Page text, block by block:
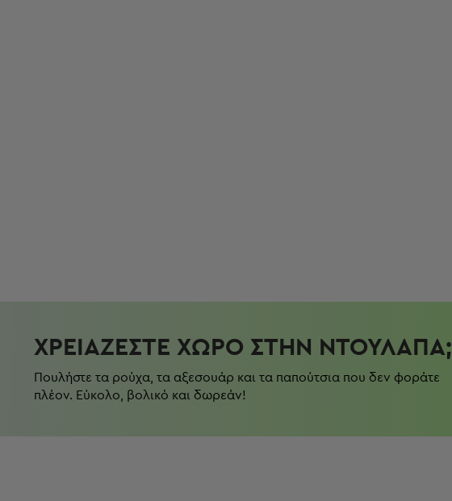
ΧΡΕΙΆΖΕΣΤΕ ΧΏΡΟ ΣΤΗΝ ΝΤΟΥΛΆΠΑ;
Πουλήστε τα ρούχα, τα αξεσουάρ και τα παπούτσια που δεν φοράτε
πλέον. Εύκολο, βολικό και δωρεάν!